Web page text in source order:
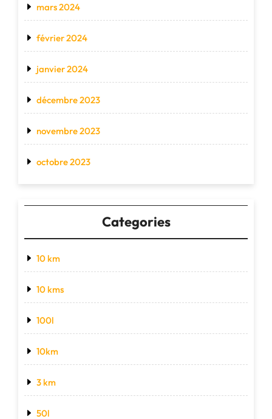
mars 2024
février 2024
janvier 2024
décembre 2023
novembre 2023
octobre 2023
Categories
10 km
10 kms
100l
10km
3 km
50l